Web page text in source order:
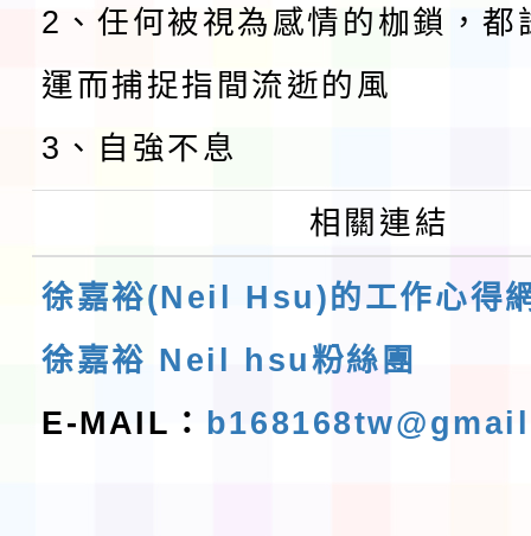
2、任何被視為感情的枷鎖，都
運而捕捉指間流逝的風
3、自強不息
相關連結
徐嘉裕(Neil Hsu)的工作心得
徐嘉裕 Neil hsu粉絲團
E-MAIL：